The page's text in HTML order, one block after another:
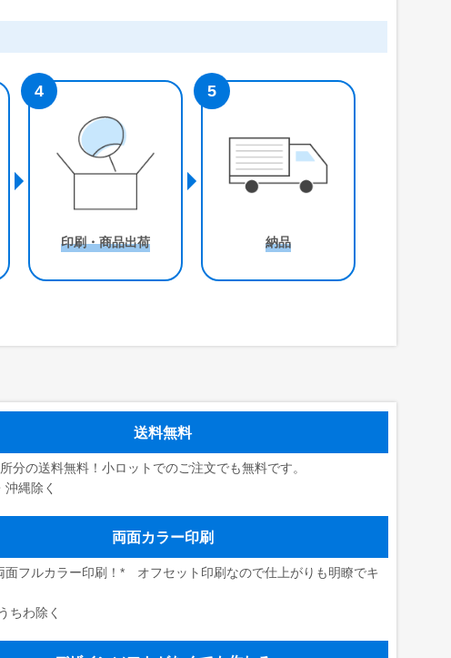
印刷・商品出荷 納品
送料無料
分の送料無料！小ロットでのご注文でも無料です。
縄除く
両面カラー印刷
面フルカラー印刷！* オフセット印刷なので仕上がりも明瞭でキ
ちわ除く